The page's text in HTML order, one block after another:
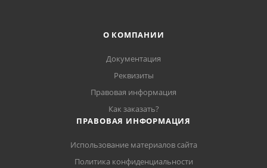
О КОМПАНИИ
Документация
Реквизиты
Правовая информация
Как заказать?
ПРАВОВАЯ ИНФОРМАЦИЯ
Использование материалов сайта
Политика конфиденциальности